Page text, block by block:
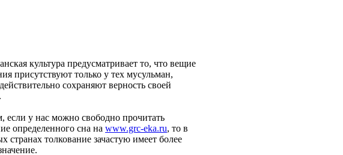
культура предусматривает то, что вещие
присутствуют только у тех мусульман,
сохраняют верность своей
если у нас можно свободно прочитать
определенного сна на www.grc-eka.ru, то в
странах толкование зачастую имеет более